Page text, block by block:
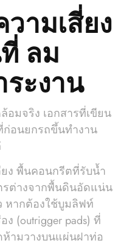
ามเสี่ยง
ลม
ะงาน
มจริง เอกสารที่เขียน
อนยกรถขึ้นทำงาน
ง พื้นคอนกรีตที่รับน้ำ
รต่างจากพื้นดินอัดแน่น
หากต้องใช้บูมลิฟท์
(outrigger pads) ที่
ามวางบนแผ่นฝาท่อ